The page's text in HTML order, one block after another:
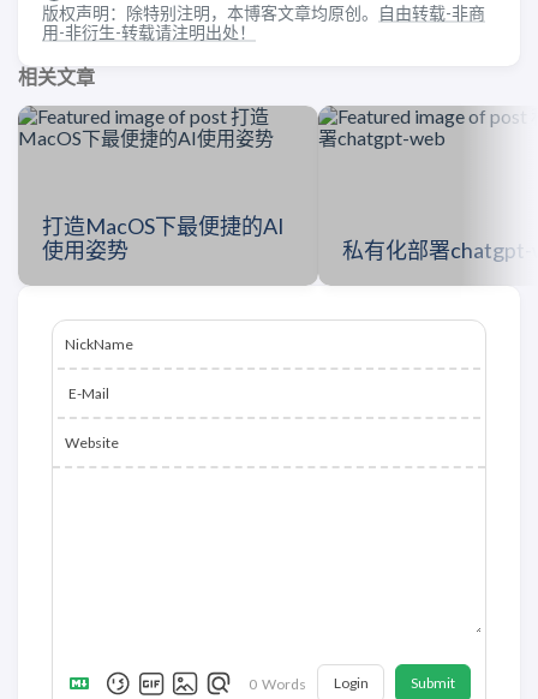
版权声明：除特别注明，本博客文章均原创。
自由转载-非商
用-非衍生-转载请注明出处！
相关文章
打造MacOS下最便捷的AI
使用姿势
私有化部署chatgpt-
NickName
E-Mail
Website
0 Words Login Submit